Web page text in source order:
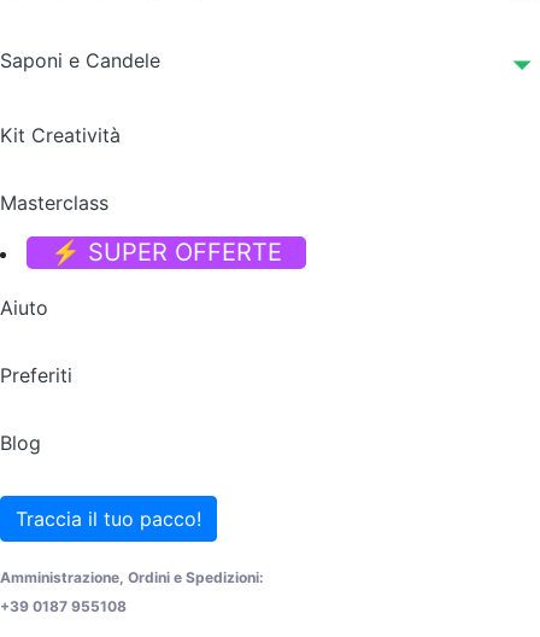
Saponi e Candele
Kit Creatività
Masterclass
⚡ SUPER OFFERTE
Aiuto
Preferiti
Blog
Traccia il tuo pacco!
Amministrazione, Ordini e Spedizioni:
+39 0187 955108